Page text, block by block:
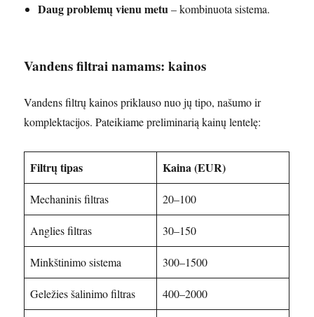
Daug problemų vienu metu– kombinuota sistema.
Vandens filtrai namams: kainos
Vandens filtrų kainos priklauso nuo jų tipo, našumo ir
komplektacijos. Pateikiame preliminarią kainų lentelę:
Filtrų tipas Kaina (EUR)
Mechaninis filtras 20–100
Anglies filtras 30–150
Minkštinimo sistema 300–1500
Geležies šalinimo filtras 400–2000